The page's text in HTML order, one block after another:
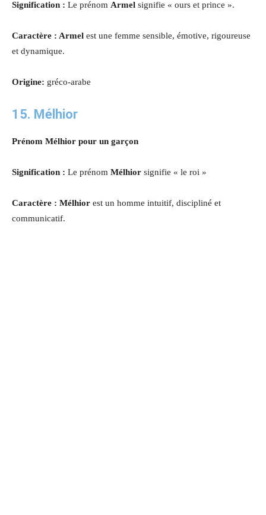
Signification : Le prénom Armel signifie « ours et prince ».
Caractère : Armel est une femme sensible, émotive, rigoureuse
et dynamique.
Origine: gréco-arabe
15. Mélhior
Prénom Mélhior pour un garçon
Signification : Le prénom Mélhior signifie « le roi »
Caractère : Mélhior est un homme intuitif, discipliné et
communicatif.